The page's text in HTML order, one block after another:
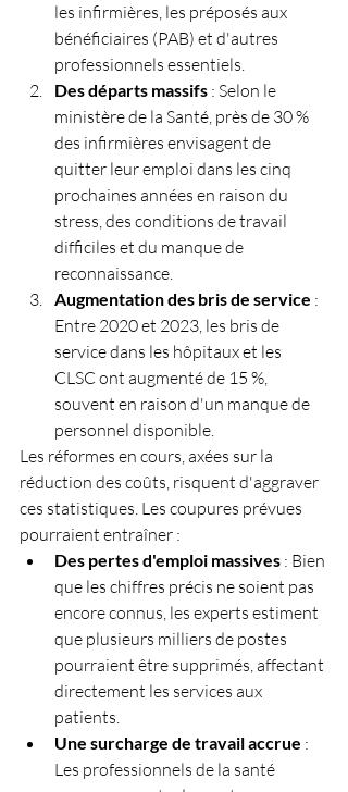
les infirmières, les préposés aux
bénéficiaires (PAB) et d'autres
professionnels essentiels.
Des départs massifs : Selon le
ministère de la Santé, près de 30 %
des infirmières envisagent de
quitter leur emploi dans les cinq
prochaines années en raison du
stress, des conditions de travail
difficiles et du manque de
reconnaissance.
Augmentation des bris de service :
Entre 2020 et 2023, les bris de
service dans les hôpitaux et les
CLSC ont augmenté de 15 %,
souvent en raison d'un manque de
personnel disponible.
Les réformes en cours, axées sur la
réduction des coûts, risquent d'aggraver
ces statistiques. Les coupures prévues
pourraient entraîner :
Des pertes d'emploi massives : Bien
que les chiffres précis ne soient pas
encore connus, les experts estiment
que plusieurs milliers de postes
pourraient être supprimés, affectant
directement les services aux
patients.
Une surcharge de travail accrue :
Les professionnels de la santé